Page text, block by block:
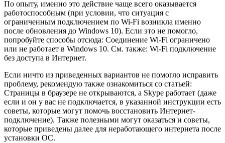
По опыту, именно это действие чаще всего оказывается
работоспособным (при условии, что ситуация с
ограниченным подключением по Wi-Fi возникла именно
после обновления до Windows 10). Если это не помогло,
попробуйте способы отсюда: Соединение Wi-Fi ограничено
или не работает в Windows 10. См. также: Wi-Fi подключение
без доступа в Интернет.
Если ничто из приведенных вариантов не помогло исправить
проблему, рекомендую также ознакомиться со статьей:
Страницы в браузере не открываются, а Skype работает (даже
если и он у вас не подключается, в указанной инструкции есть
советы, которые могут помочь восстановить Интернет-
подключение). Также полезными могут оказаться и советы,
которые приведены далее для неработающего интернета после
установки ОС.